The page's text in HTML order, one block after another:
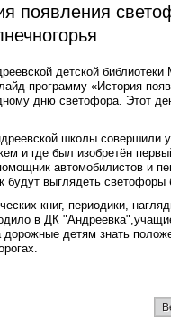
появления
детской
программу «История
дню светофора. Этот
школы совершили
и где был изобретён
автомобилистов и
будут выглядеть светофоры
книг, периодики,
в ДК
дорожные детям знать